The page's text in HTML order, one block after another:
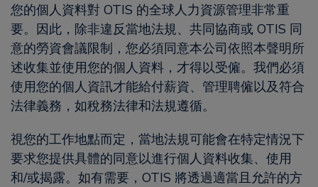
您的個人資料對 OTIS 的全球人力資源管理非常重
要。因此，除非違反當地法規、共同協商或 OTIS 同
意的勞資會議限制，您必須同意本公司依照本聲明所
述收集並使用您的個人資料，才得以受僱。我們必須
使用您的個人資訊才能給付薪資、管理聘僱以及符合
法律義務，如稅務法律和法規遵循。
視您的工作地點而定，當地法規可能會在特定情況下
要求您提供具體的同意以進行個人資料收集、使用
和/或揭露。如有需要，OTIS 將透過適當且允許的方